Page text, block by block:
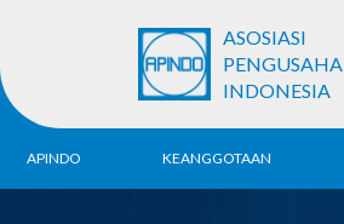
ASOSIASI
PENGUSAHA
INDONESIA
APINDO KEANGGOTAAN